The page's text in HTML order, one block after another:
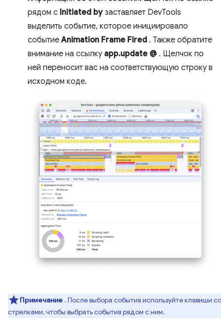
рядом с Initiated byзаставляет DevTools
выделить событие, которое инициировало
событиеAnimation Frame Fired . Также обратите
внимание на ссылку app.update @ . Щелчок по
ней переносит вас на соответствующую строку в
исходном коде.
Примечание . После выбора события используйте клавиши со
стрелками, чтобы выбрать события рядом с ним.